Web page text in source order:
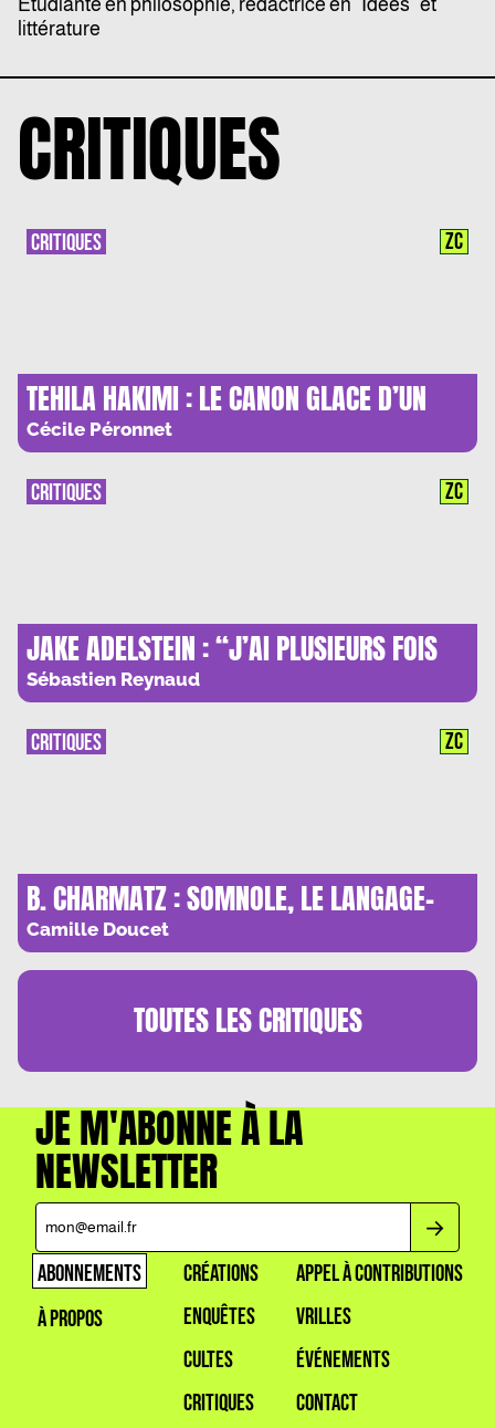
littérature
CRITIQUES
TEHILA HAKIMI : LE CANON GLACE D’UN
FUSIL
Cécile Péronnet
CRITIQUES ZC
JAKE ADELSTEIN : “J’AI PLUSIEURS FOIS
VERITABLEMENT CRAINT POUR MA VIE”
Sébastien Reynaud
CRITIQUES ZC
B. CHARMATZ : SOMNOLE, LE LANGAGE-
IMAGE DU SOMMEIL
Camille Doucet
CRITIQUES ZC
TOUTES LESCRITIQUES
JE M'ABONNE À LA
NEWSLETTER
ABONNEMENTS
À PROPOS
CRÉATIONS
ENQUÊTES
CULTES
CRITIQUES
APPEL À CONTRIBUTIONS
VRILLES
ÉVÉNEMENTS
CONTACT